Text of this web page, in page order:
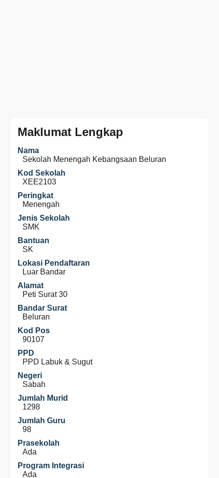
Maklumat Lengkap
Nama
Sekolah Menengah Kebangsaan Beluran
Kod Sekolah
XEE2103
Peringkat
Menengah
Jenis Sekolah
SMK
Bantuan
SK
Lokasi Pendaftaran
Luar Bandar
Alamat
Peti Surat 30
Bandar Surat
Beluran
Kod Pos
90107
PPD
PPD Labuk & Sugut
Negeri
Sabah
Jumlah Murid
1298
Jumlah Guru
98
Prasekolah
Ada
Program Integrasi
Ada